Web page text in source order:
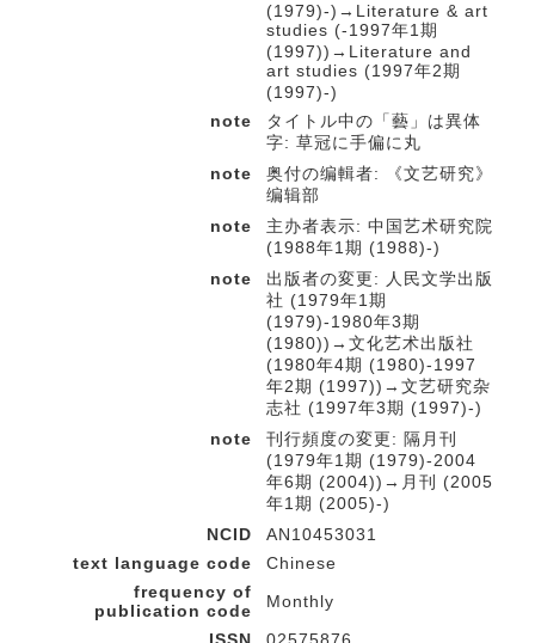
(1979)-)→Literature & art
studies (-1997年1期
(1997))→Literature and
art studies (1997年2期
(1997)-)
note
タイトル中の「藝」は異体
字: 草冠に手偏に丸
note
奥付の编輯者: 《文艺研究》
编辑部
note
主办者表示: 中国艺术研究院
(1988年1期 (1988)-)
note
出版者の変更: 人民文学出版
社 (1979年1期
(1979)-1980年3期
(1980))→文化艺术出版社
(1980年4期 (1980)-1997
年2期 (1997))→文艺研究杂
志社 (1997年3期 (1997)-)
note
刊行頻度の変更: 隔月刊
(1979年1期 (1979)-2004
年6期 (2004))→月刊 (2005
年1期 (2005)-)
NCID
AN10453031
text language code
Chinese
frequency of
publication code
Monthly